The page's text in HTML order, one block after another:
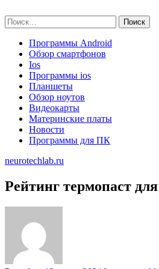
to
content
Найти:
Программы Android
Обзор смартфонов
Ios
Программы ios
Планшеты
Обзор ноутов
Видеокарты
Материнские платы
Новости
Программы для ПК
neurotechlab.ru
Рейтинг термопаст